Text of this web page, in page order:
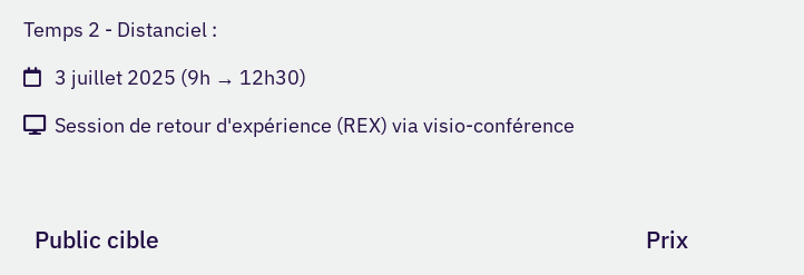
Temps 2 - Distanciel :
3 juillet 2025 (9h → 12h30)
Session de retour d'expérience (REX) via visio-conférence
Public cible Prix